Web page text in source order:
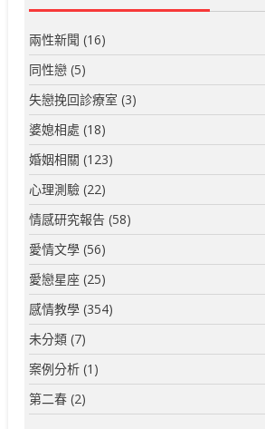
兩性新聞 (16)
同性戀 (5)
失戀挽回診療室 (3)
婆媳相處 (18)
婚姻相關 (123)
心理測驗 (22)
情感研究報告 (58)
愛情文學 (56)
愛戀星座 (25)
感情教學 (354)
未分類 (7)
案例分析 (1)
第二春 (2)